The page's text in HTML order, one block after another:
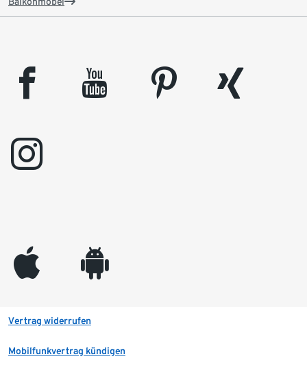
facebook youtube pinterest
xing
instagram
appleinc android
Vertrag widerrufen
Mobilfunkvertrag kündigen